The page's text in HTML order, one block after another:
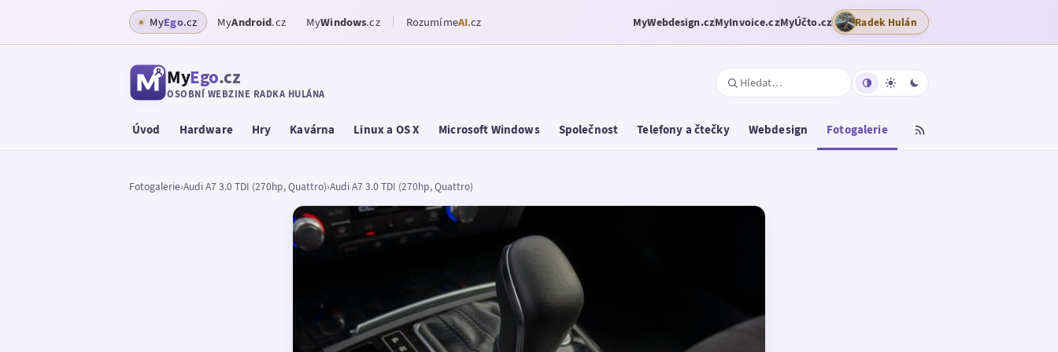
MyEgo.cz MyAndroid.cz MyWindows.cz RozumímeAI.cz MyWebdesign.czMyInvoice.czMyÚčto.cz Radek Hulán
MyEgo.cz
OSOBNÍ WEBZINE RADKA HULÁNA
Úvod Hardware Hry Kavárna Linux a OS X Microsoft Windows Společnost Telefony a čtečky Webdesign Fotogalerie
Fotogalerie›Audi A7 3.0 TDI (270hp, Quattro)›Audi A7 3.0 TDI (270hp, Quattro)